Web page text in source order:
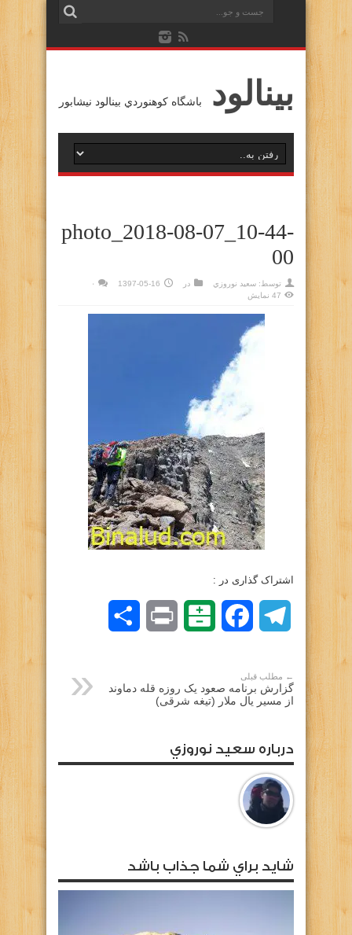
بينالود باشگاه كوهنوردي بينالود نيشابور
photo_2018-08-07_10-44-
00
توسط: سعيد نوروزي در 1397-05-16
۰
47 نمایش
اشتراک گذاری در :
Telegram
Facebook
Balatarin
Print
← مطلب قبلی
گزارش برنامه صعود یک روزه قله دماوند
از مسیر یال ملار (تیغه شرقی)
درباره سعيد نوروزي
شايد براي شما جذاب باشد